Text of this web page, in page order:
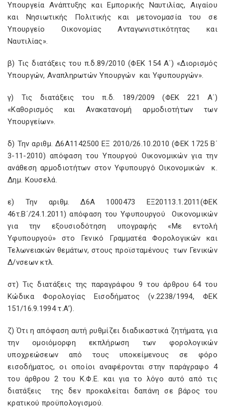
Υπουργεία Ανάπτυξης και Εμπορικής Ναυτιλίας, Αιγαίου
και Νησιωτικής Πολιτικής και μετονομασία του σε
Υπουργείο Οικονομίας Ανταγωνιστικότητας και
Ναυτιλίας».
β) Τις διατάξεις του π.δ.89/2010 (ΦΕΚ 154 Α΄) «Διορισμός
Υπουργών, Αναπληρωτών Υπουργών και Υφυπουργών».
γ) Τις διατάξεις του π.δ. 189/2009 (ΦΕΚ 221 Α΄)
«Καθορισμός και Ανακατανομή αρμοδιοτήτων των
Υπουργείων».
δ) Την αριθμ. Δ6Α1142500 ΕΞ 2010/26.10.2010 (ΦΕΚ 1725 Β΄
3-11-2010) απόφαση του Υπουργού Οικονομικών για την
ανάθεση αρμοδιοτήτων στον Υφυπουργό Οικονομικών κ.
Δημ. Κουσελά.
ε) Την αριθμ. Δ6Α 1000473 ΕΞ20113.1.2011(ΦΕΚ
46τ.Β΄/24.1.2011) απόφαση του Υφυπουργού Οικονομικών
για την εξουσιοδότηση υπογραφής «Με εντολή
Υφυπουργού» στο Γενικό Γραμματέα Φορολογικών και
Τελωνειακών θεμάτων, στους προϊσταμένους των Γενικών
Δ/νσεων κτλ.
στ) Τις διατάξεις της παραγράφου 9 του άρθρου 64 του
Κώδικα Φορολογίας Εισοδήματος (ν.2238/1994, ΦΕΚ
151/16.9.1994 τ.Α’).
ζ) Ότι η απόφαση αυτή ρυθμίζει διαδικαστικά ζητήματα, για
την ομοιόμορφη εκπλήρωση των φορολογικών
υποχρεώσεων από τους υποκείμενους σε φόρο
εισοδήματος, οι οποίοι αναφέρονται στην παράγραφο 4
του άρθρου 2 του Κ.Φ.Ε. και για το λόγο αυτό από τις
διατάξεις της δεν προκαλείται δαπάνη σε βάρος του
κρατικού προϋπολογισμού.